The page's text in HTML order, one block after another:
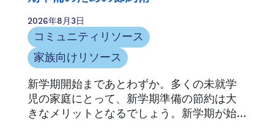
家族向けリソース
家族の物語
メディア掲載
ニュースレター
機会とアクセス
プレスリリース
プロバイダーリソース
2026年8月3日
コミュニティリソース
家族向けリソース
新学期開始まであとわずか。多くの未就学
児の家庭にとって、新学期準備の節約は大
きなメリットとなるでしょう。新学期が始